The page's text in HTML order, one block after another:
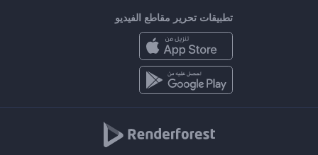
تطبيقات تحرير مقاطع الفيديو